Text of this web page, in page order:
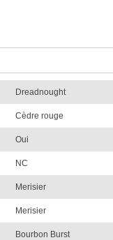
Dreadnought
Cèdre rouge
Oui
NC
Merisier
Merisier
Bourbon Burst